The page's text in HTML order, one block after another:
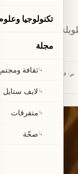
على مواقع
· قراءة 1 دقيقة
تكنولوجيا
مجلة
↳ثقافة
↳ لايف ستايل
↳متفرقات
↳صحّة